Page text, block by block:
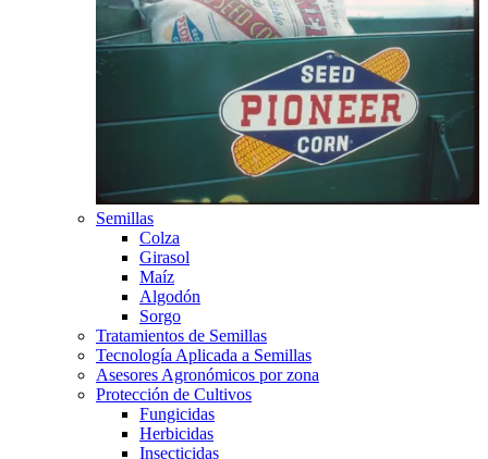
Semillas
Colza
Girasol
Maíz
Algodón
Sorgo
Tratamientos de Semillas
Tecnología Aplicada a Semillas
Asesores Agronómicos por zona
Protección de Cultivos
Fungicidas
Herbicidas
Insecticidas